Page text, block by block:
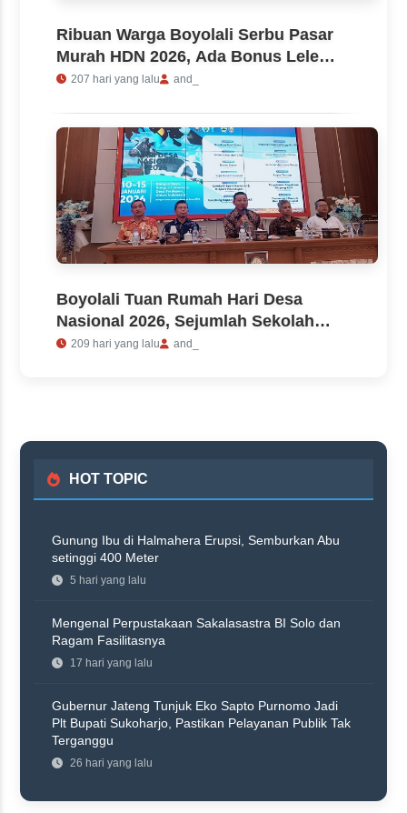
Ribuan Warga Boyolali Serbu Pasar
Murah HDN 2026, Ada Bonus Lele
Gratis
207 hari yang lalu and_
Boyolali Tuan Rumah Hari Desa
Nasional 2026, Sejumlah Sekolah
Diliburkan, Jam Kerja Pabrik
209 hari yang lalu and_
HOT TOPIC
Gunung Ibu di Halmahera Erupsi, Semburkan Abu
setinggi 400 Meter
5 hari yang lalu
Mengenal Perpustakaan Sakalasastra BI Solo dan
Ragam Fasilitasnya
17 hari yang lalu
Gubernur Jateng Tunjuk Eko Sapto Purnomo Jadi
Plt Bupati Sukoharjo, Pastikan Pelayanan Publik Tak
Terganggu
26 hari yang lalu